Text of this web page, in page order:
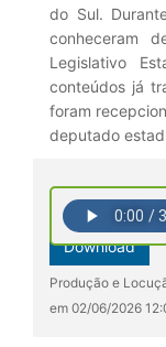
do Sul.
conheceram
Legislativo
conteúdos já
foram
deputado
Download
Produção e
em 02/06/2026